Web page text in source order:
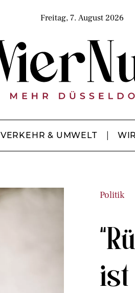
Freitag, 7. August 2026
VERKEHR & UMWELT
Politik
ist